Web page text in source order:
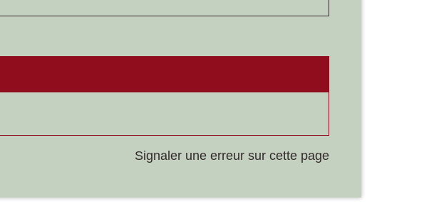
Signaler une erreur sur cette page